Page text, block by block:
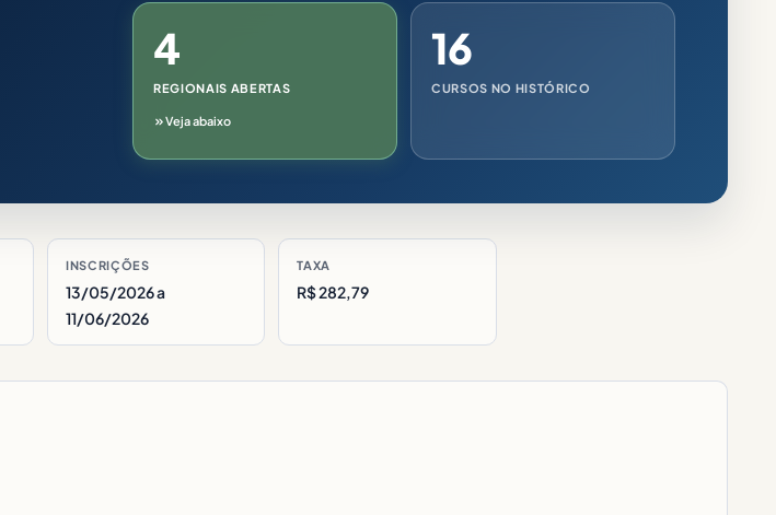
4
REGIONAIS ABERTAS
Veja abaixo
16
CURSOS NO HISTÓRICO
INSCRIÇÕES
13/05/2026 a
11/06/2026
TAXA
R$ 282,79